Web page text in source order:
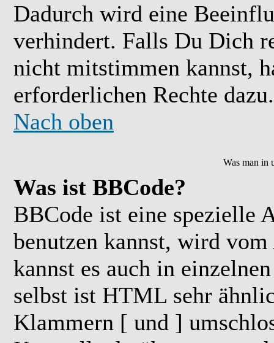
Dadurch wird eine
verhindert. Falls Du Dich
nicht mitstimmen kannst,
erforderlichen Rechte dazu.
Nach oben
Was man in
Was ist BBCode?
BBCode ist eine spezielle
benutzen kannst, wird
kannst es auch in
selbst ist HTML sehr
Klammern [ und ]